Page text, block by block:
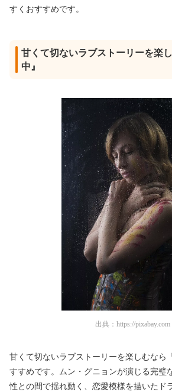
すくおすすめです。
甘くて切ないラブストーリーを楽
中』
出典： https://pixabay.com
甘くて切ないラブストーリーを楽しむなら
すすめです。ムン・グニョンが演じる完璧
性との間で揺れ動く、恋愛模様を描いたド